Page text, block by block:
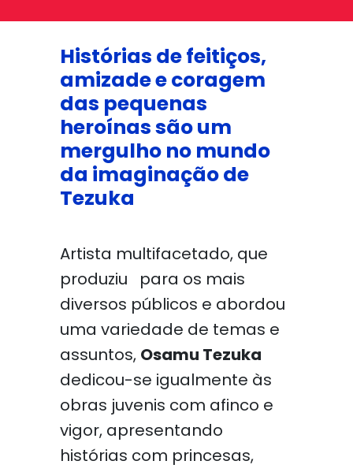
Histórias de feitiços,
amizade e coragem
das pequenas
heroínas são um
mergulho no mundo
da imaginação de
Tezuka
Artista multifacetado, que
produziu para os mais
diversos públicos e abordou
uma variedade de temas e
assuntos, Osamu Tezuka
dedicou-se igualmente às
obras juvenis com afinco e
vigor, apresentando
histórias com princesas,